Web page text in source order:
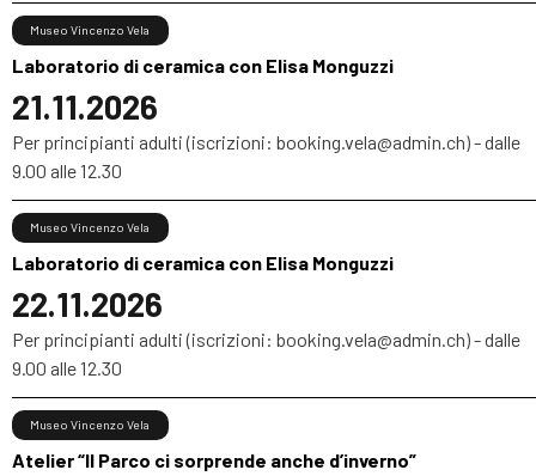
Laboratorio di ceramica con Elisa Monguzzi
21.11.2026
Museo Vincenzo Vela
Per principianti adulti (iscrizioni: booking.vela@admin.ch) - dalle
9.00 alle 12.30
Laboratorio di ceramica con Elisa Monguzzi
22.11.2026
Museo Vincenzo Vela
Per principianti adulti (iscrizioni: booking.vela@admin.ch) - dalle
9.00 alle 12.30
Atelier “Il Parco ci sorprende anche d’inverno”
Museo Vincenzo Vela